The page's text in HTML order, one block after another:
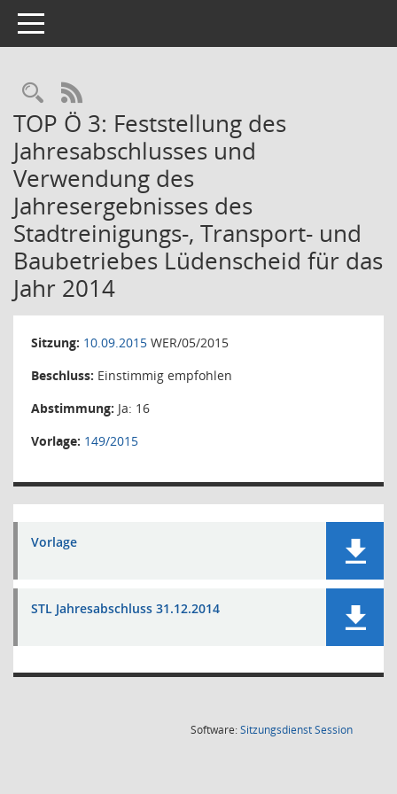
Toggle navigation
Rechercheauswahl
RSS-Feed
TOP Ö 3: Feststellung des
Jahresabschlusses und
Verwendung des
Jahresergebnisses des
Stadtreinigungs-, Transport- und
Baubetriebes Lüdenscheid für das
Jahr 2014
Sitzung: 10.09.2015 WER/05/2015
Beschluss: Einstimmig empfohlen
Abstimmung: Ja: 16
Vorlage: 149/2015
Vorlage
STL Jahresabschluss 31.12.2014
Software:SitzungsdienstSession(Wird in